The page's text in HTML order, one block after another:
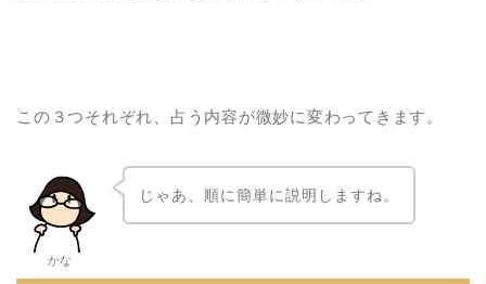
この３つそれぞれ、占う内容が微妙に変わってきます。
かな
じゃあ、順に簡単に説明しますね。